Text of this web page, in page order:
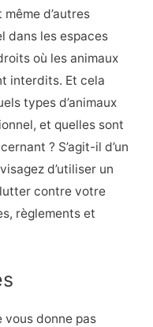
d’autres
dans les espaces
où les animaux
interdits. Et cela
types d’animaux
et quelles sont
? S’agit-il d’un
d’utiliser un
contre votre
règlements et
vous donne pas